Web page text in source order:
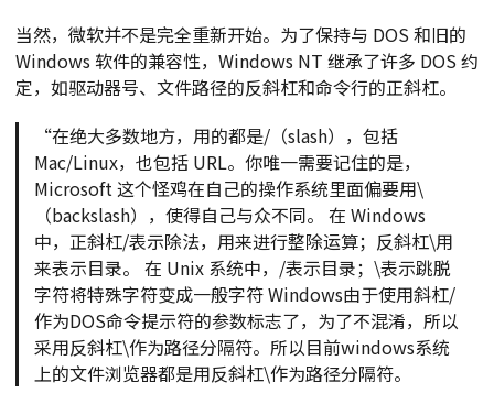
当然，微软并不是完全重新开始。为了保持与 DOS 和旧的
Windows 软件的兼容性，Windows NT 继承了许多 DOS 约
定，如驱动器号、文件路径的反斜杠和命令行的正斜杠。
“在绝大多数地方，用的都是/（slash），包括
Mac/Linux，也包括 URL。你唯一需要记住的是，
Microsoft 这个怪鸡在自己的操作系统里面偏要用\
（backslash），使得自己与众不同。 在 Windows
中，正斜杠/表示除法，用来进行整除运算；反斜杠\用
来表示目录。 在 Unix 系统中，/表示目录；\表示跳脱
字符将特殊字符变成一般字符 Windows由于使用斜杠/
作为DOS命令提示符的参数标志了，为了不混淆，所以
采用反斜杠\作为路径分隔符。所以目前windows系统
上的文件浏览器都是用反斜杠\作为路径分隔符。